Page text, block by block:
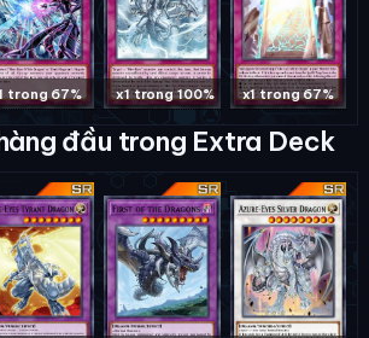
trong 67% x1 trong 100% x1 trong 67%
đầu trong Extra Deck